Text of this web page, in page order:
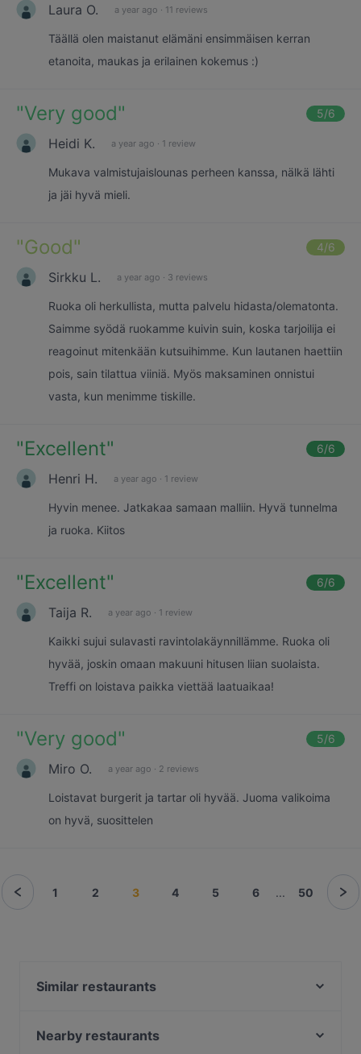
Laura O. a year ago · 11 reviews
Täällä olen maistanut elämäni ensimmäisen kerran
etanoita, maukas ja erilainen kokemus :)
"Very good" 5/6
Heidi K. a year ago · 1 review
Mukava valmistujaislounas perheen kanssa, nälkä lähti
ja jäi hyvä mieli.
"Good" 4/6
Sirkku L. a year ago · 3 reviews
Ruoka oli herkullista, mutta palvelu hidasta/olematonta.
Saimme syödä ruokamme kuivin suin, koska tarjoilija ei
reagoinut mitenkään kutsuihimme. Kun lautanen haettiin
pois, sain tilattua viiniä. Myös maksaminen onnistui
vasta, kun menimme tiskille.
"Excellent" 6/6
Henri H. a year ago · 1 review
Hyvin menee. Jatkakaa samaan malliin. Hyvä tunnelma
ja ruoka. Kiitos
"Excellent" 6/6
Taija R. a year ago · 1 review
Kaikki sujui sulavasti ravintolakäynnillämme. Ruoka oli
hyvää, joskin omaan makuuni hitusen liian suolaista.
Treffi on loistava paikka viettää laatuaikaa!
"Very good" 5/6
Miro O. a year ago · 2 reviews
Loistavat burgerit ja tartar oli hyvää. Juoma valikoima
on hyvä, suosittelen
1 2 3 4 5 6 ... 50
Similar restaurants
Noodle Story Hertsi
Nearby restaurants